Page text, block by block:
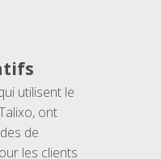
utilisent le
ont
de
les clients